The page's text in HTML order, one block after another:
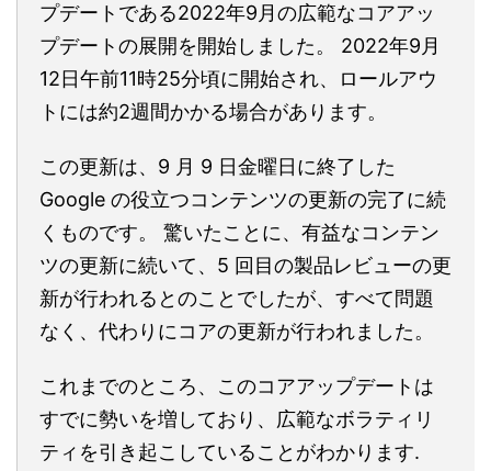
プデートである2022年9月の広範なコアアッ
プデートの展開を開始しました。 2022年9月
12日午前11時25分頃に開始され、ロールアウ
トには約2週間かかる場合があります。
この更新は、9 月 9 日金曜日に終了した
Google の役立つコンテンツの更新の完了に続
くものです。 驚いたことに、有益なコンテン
ツの更新に続いて、5 回目の製品レビューの更
新が行われるとのことでしたが、すべて問題
なく、代わりにコアの更新が行われました。
これまでのところ、このコアアップデートは
すでに勢いを増しており、広範なボラティリ
ティを引き起こしていることがわかります.